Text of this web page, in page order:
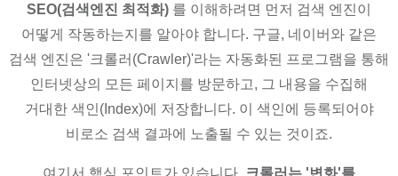
SEO(검색엔진 최적화) 를 이해하려면 먼저 검색 엔진이
어떻게 작동하는지를 알아야 합니다. 구글, 네이버와 같은
검색 엔진은 '크롤러(Crawler)'라는 자동화된 프로그램을 통해
인터넷상의 모든 페이지를 방문하고, 그 내용을 수집해
거대한 색인(Index)에 저장합니다. 이 색인에 등록되어야
비로소 검색 결과에 노출될 수 있는 것이죠.
여기서 핵심 포인트가 있습니다. 크롤러는 '변화'를